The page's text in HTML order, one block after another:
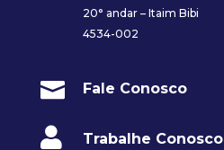
20° andar – Itaim Bibi
4534-002
 Fale Conosco
 Trabalhe Conosco